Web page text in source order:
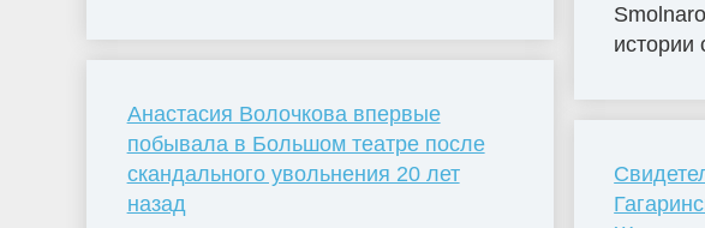
Анастасия Волочкова впервые
побывала в Большом театре после
скандального увольнения 20 лет
назад
истории